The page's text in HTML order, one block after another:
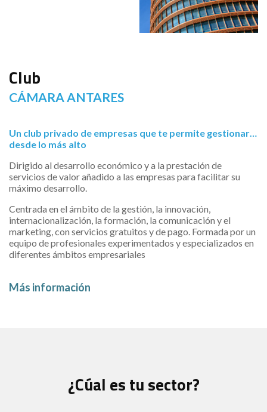
Club
CÁMARA ANTARES
Un club privado de empresas que te permite gestionar…
desde lo más alto
Dirigido al desarrollo económico y a la prestación de
servicios de valor añadido a las empresas para facilitar su
máximo desarrollo.
Centrada en el ámbito de la gestión, la innovación,
internacionalización, la formación, la comunicación y el
marketing, con servicios gratuitos y de pago. Formada por un
equipo de profesionales experimentados y especializados en
diferentes ámbitos empresariales
Más información
¿Cúal es tu sector?